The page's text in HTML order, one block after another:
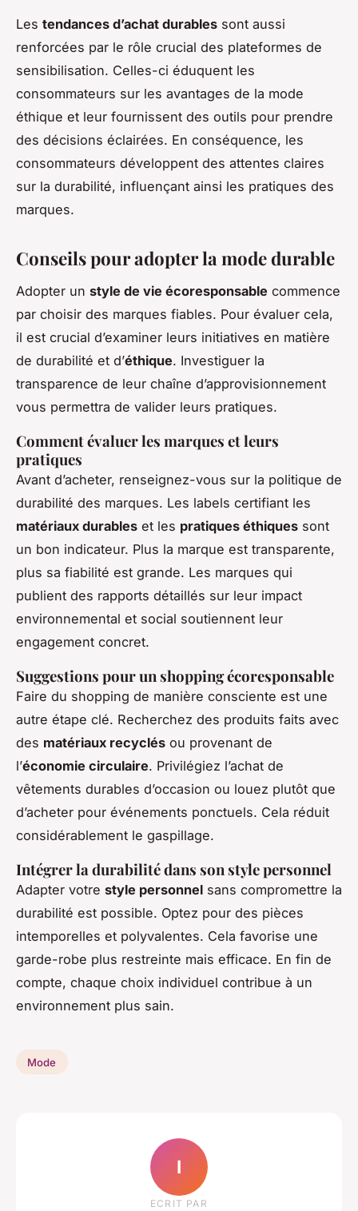
Les tendances d’achat durables sont aussi
renforcées par le rôle crucial des plateformes de
sensibilisation. Celles-ci éduquent les
consommateurs sur les avantages de la mode
éthique et leur fournissent des outils pour prendre
des décisions éclairées. En conséquence, les
consommateurs développent des attentes claires
sur la durabilité, influençant ainsi les pratiques des
marques.
Conseils pour adopter la mode durable
Adopter un style de vie écoresponsable commence
par choisir des marques fiables. Pour évaluer cela,
il est crucial d’examiner leurs initiatives en matière
de durabilité et d’éthique. Investiguer la
transparence de leur chaîne d’approvisionnement
vous permettra de valider leurs pratiques.
Comment évaluer les marques et leurs
pratiques
Avant d’acheter, renseignez-vous sur la politique de
durabilité des marques. Les labels certifiant les
matériaux durables et les pratiques éthiques sont
un bon indicateur. Plus la marque est transparente,
plus sa fiabilité est grande. Les marques qui
publient des rapports détaillés sur leur impact
environnemental et social soutiennent leur
engagement concret.
Suggestions pour un shopping écoresponsable
Faire du shopping de manière consciente est une
autre étape clé. Recherchez des produits faits avec
des matériaux recyclés ou provenant de
l’économie circulaire. Privilégiez l’achat de
vêtements durables d’occasion ou louez plutôt que
d’acheter pour événements ponctuels. Cela réduit
considérablement le gaspillage.
Intégrer la durabilité dans son style personnel
Adapter votre style personnel sans compromettre la
durabilité est possible. Optez pour des pièces
intemporelles et polyvalentes. Cela favorise une
garde-robe plus restreinte mais efficace. En fin de
compte, chaque choix individuel contribue à un
environnement plus sain.
Mode
I
ECRIT PAR